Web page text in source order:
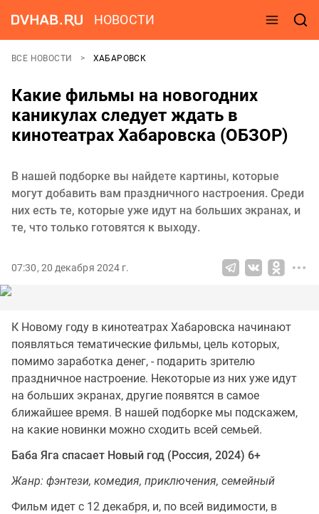
НОВОСТИ
ВСЕ НОВОСТИ ХАБАРОВСК
Какие фильмы на новогодних
каникулах следует ждать в
кинотеатрах Хабаровска (ОБЗОР)
В нашей подборке вы найдете картины, которые
могут добавить вам праздничного настроения. Среди
них есть те, которые уже идут на больших экранах, и
те, что только готовятся к выходу.
07:30, 20 декабря 2024 г.
К Новому году в кинотеатрах Хабаровска начинают
появляться тематические фильмы, цель которых,
помимо заработка денег, - подарить зрителю
праздничное настроение. Некоторые из них уже идут
на больших экранах, другие появятся в самое
ближайшее время. В нашей подборке мы подскажем,
на какие новинки можно сходить всей семьей.
Баба Яга спасает Новый год (Россия, 2024) 6+
Жанр: фэнтези, комедия, приключения, семейный
Фильм идет с 12 декабря, и, по всей видимости, в